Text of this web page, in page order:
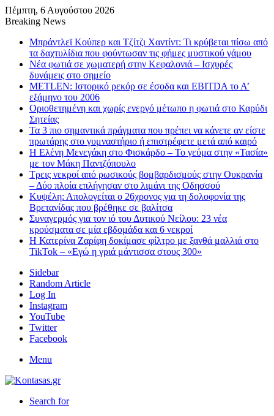
Πέμπτη, 6 Αυγούστου 2026
Breaking News
Μπράντλεϊ Κούπερ και Τζίτζι Χαντίντ: Τι κρύβεται πίσω από
τα δαχτυλίδια που φούντωσαν τις φήμες μυστικού γάμου
Νέα φωτιά σε χωματερή στην Κεφαλονιά – Ισχυρές
δυνάμεις στο σημείο
METLEN: Ιστορικό ρεκόρ σε έσοδα και EBITDA το Α’
εξάμηνο του 2006
Οριοθετημένη και χωρίς ενεργό μέτωπο η φωτιά στο Καρύδι
Σητείας
Τα 3 πιο σημαντικά πράγματα που πρέπει να κάνετε αν είστε
πρωτάρης στο γυμναστήριο ή επιστρέφετε μετά από καιρό
Η Ελένη Μενεγάκη στο Φισκάρδο – Το γεύμα στην «Τασία»
με τον Μάκη Παντζόπουλο
Τρεις νεκροί από ρωσικούς βομβαρδισμούς στην Ουκρανία
– Δύο πλοία επλήγησαν στο λιμάνι της Οδησσού
Κυψέλη: Απολογείται ο 26χρονος για τη δολοφονία της
Βρετανίδας που βρέθηκε σε βαλίτσα
Συναγερμός για τον ιό του Δυτικού Νείλου: 23 νέα
κρούσματα σε μία εβδομάδα και 6 νεκροί
Η Κατερίνα Ζαρίφη δοκίμασε φίλτρο με ξανθά μαλλιά στο
TikTok – «Εγώ η γριά μάντισσα στους 300»
Sidebar
Random Article
Log In
Instagram
YouTube
Twitter
Facebook
Menu
Search for